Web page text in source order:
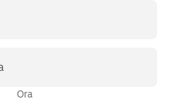
Ora